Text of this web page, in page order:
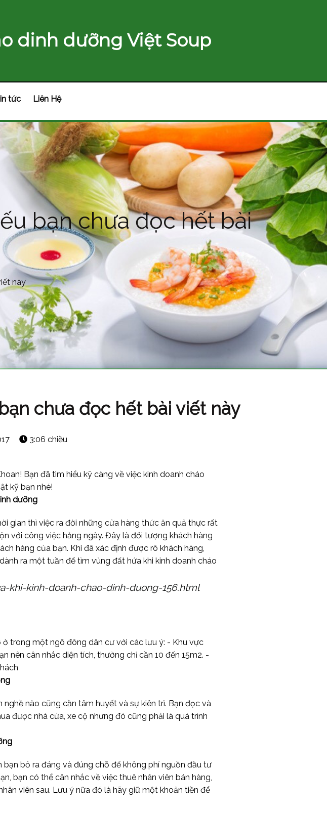
dinh dưỡng Việt Soup
tức Liên Hệ
bạn chưa đọc hết bài
này
chưa đọc hết bài viết này
3:06 chiều
Bạn đã tìm hiểu kỹ càng về việc kinh doanh cháo
kỹ bạn nhé!
dưỡng
gian thì việc ra đời những cửa hàng thức ăn quả thực rất
với công việc hằng ngày. Đây là đối tượng khách hàng
hàng của bạn. Khi đã xác định được rõ khách hàng,
ra một tuần để tìm vùng đất hứa khi kinh doanh cháo
kinh-doanh-chao-dinh-duong-156.html
trong một ngõ đông dân cư với các lưu ý: - Khu vực
nên cân nhắc diện tích, thường chỉ cần 10 đến 15m2. -
nào cũng cần tâm huyết và sự kiên trì. Bạn đọc và
được nhà cửa, xe cộ nhưng đó cũng phải là quá trình
bỏ ra đáng và đúng chỗ để không phí nguồn đầu tư
bạn có thể cân nhắc về việc thuê nhân viên bán hàng,
viên sau. Lưu ý nữa đó là hãy giữ một khoản tiền để